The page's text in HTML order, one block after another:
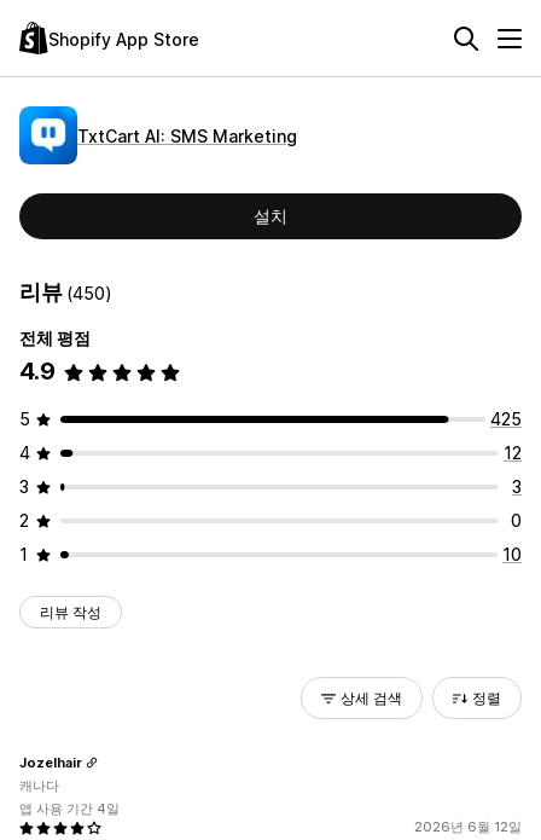
Shopify App Store
TxtCart AI: SMS Marketing
설치
리뷰 (450)
전체 평점
4.9
5
425
4
12
3
3
2
0
1
10
리뷰 작성
상세 검색 정렬
2026년 6월 12일
Jozelhair
캐나다
앱 사용 기간 4일